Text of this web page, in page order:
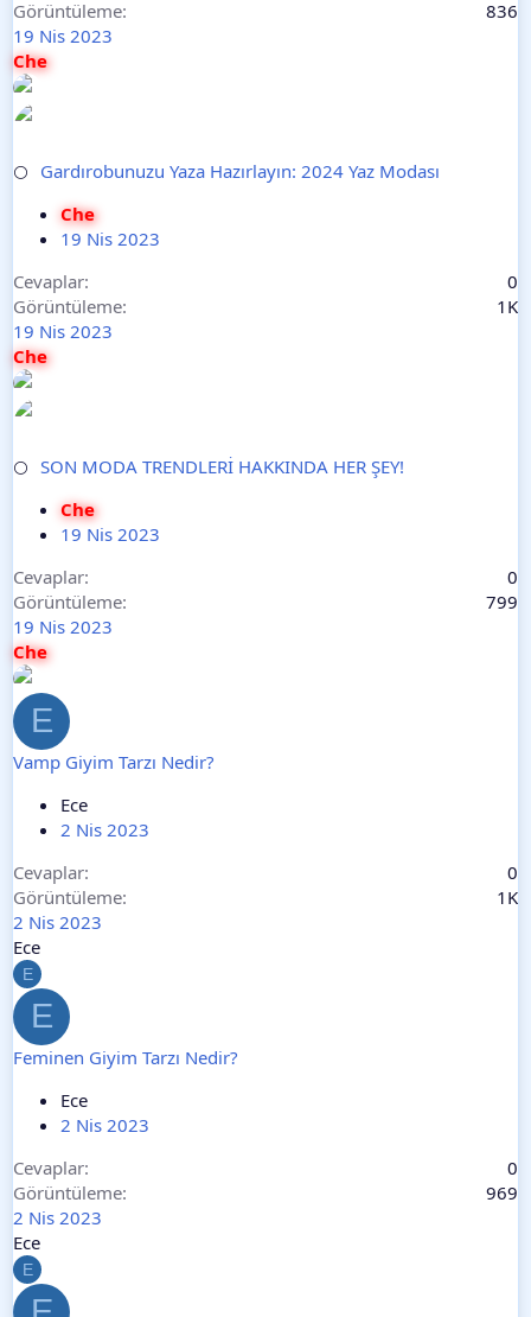
Görüntüleme
836
19 Nis 2023
Che
⚪
Gardırobunuzu Yaza Hazırlayın: 2024 Yaz Modası
Che
19 Nis 2023
Cevaplar
0
Görüntüleme
1K
19 Nis 2023
Che
⚪
SON MODA TRENDLERİ HAKKINDA HER ŞEY!
Che
19 Nis 2023
Cevaplar
0
Görüntüleme
799
19 Nis 2023
Che
E
Vamp Giyim Tarzı Nedir?
Ece
2 Nis 2023
Cevaplar
0
Görüntüleme
1K
2 Nis 2023
Ece
E
E
Feminen Giyim Tarzı Nedir?
Ece
2 Nis 2023
Cevaplar
0
Görüntüleme
969
2 Nis 2023
Ece
E